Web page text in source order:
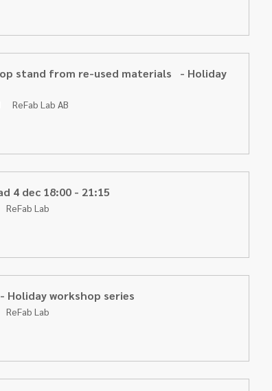
stand from re-used materials   - Holiday
ReFab Lab AB
4 dec 18:00 - 21:15
ReFab Lab
Holiday workshop series
ReFab Lab